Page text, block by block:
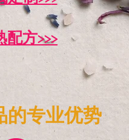
配方>>>
的专业优势